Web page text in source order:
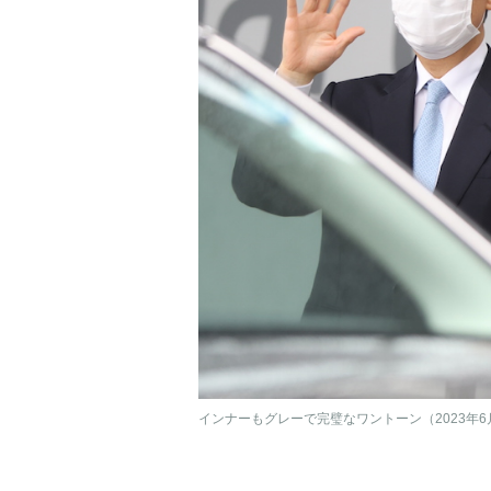
インナーもグレーで完璧なワントーン（2023年